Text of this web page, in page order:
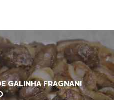
GALINHA FRAGNANI